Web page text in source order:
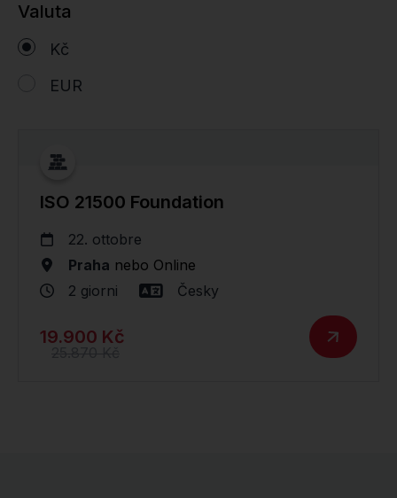
Valuta
Kč
EUR
ISO 21500 Foundation
22. ottobre
Praha nebo Online
2 giorni
Česky
19.900 Kč